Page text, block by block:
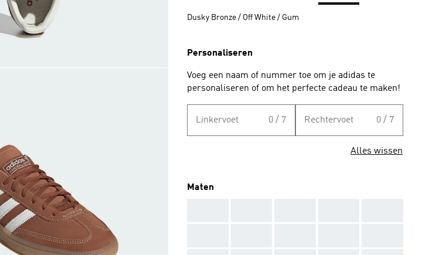
Dusky Bronze / Off White / Gum
Personaliseren
Voeg een naam of nummer toe om je adidas te
personaliseren of om het perfecte cadeau te maken!
Linkervoet 0 / 7 Rechtervoet 0 / 7
Alles wissen
Maten